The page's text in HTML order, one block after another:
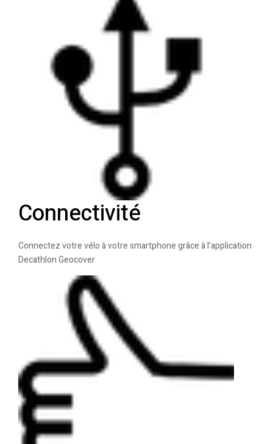
Connectivité
Connectez votre vélo à votre smartphone grâce à l’application
Decathlon Geocover